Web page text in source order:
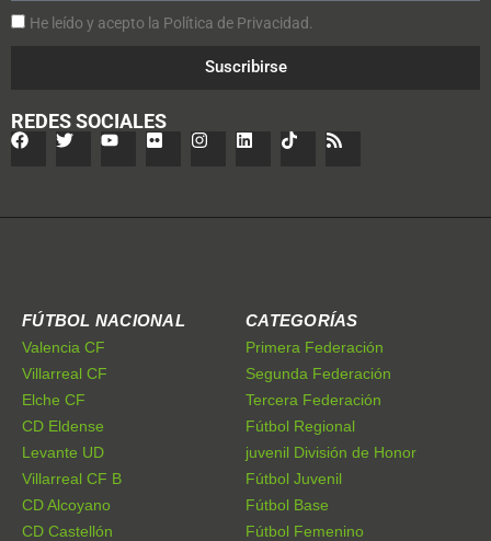
He leído y acepto la Política de Privacidad.
Suscribirse
REDES SOCIALES
FÚTBOL NACIONAL
Valencia CF
Villarreal CF
Elche CF
CD Eldense
Levante UD
Villarreal CF B
CD Alcoyano
CD Castellón
CATEGORÍAS
Primera Federación
Segunda Federación
Tercera Federación
Fútbol Regional
juvenil División de Honor
Fútbol Juvenil
Fútbol Base
Fútbol Femenino